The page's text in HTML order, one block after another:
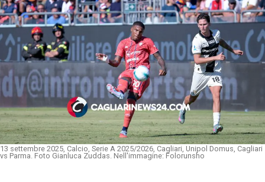
13 settembre 2025, Calcio, Serie A 2025/2026, Cagliari, Unipol Domus, Cagliari
vs Parma. Foto Gianluca Zuddas. Nell'immagine: Folorunsho